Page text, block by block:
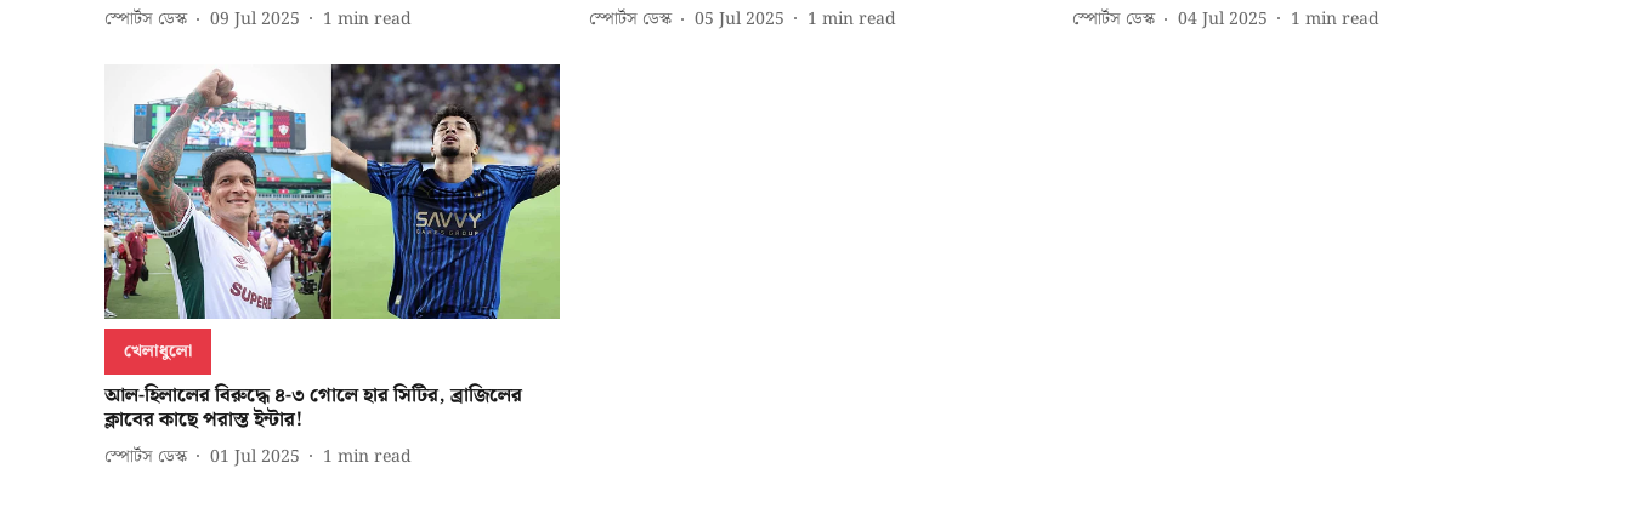
স্পোর্টস ডেস্ক 09 Jul 2025 1 min read স্পোর্টস ডেস্ক 05 Jul 2025 1 min read স্পোর্টস ডেস্ক 04 Jul 2025 1 min read
খেলাধুলো
আল-হিলালের বিরুদ্ধে ৪-৩ গোলে হার সিটির, ব্রাজিলের
ক্লাবের কাছে পরাস্ত ইন্টার!
স্পোর্টস ডেস্ক 01 Jul 2025 1 min read